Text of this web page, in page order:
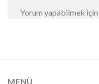
Yorum yapabilmek için
MENÜ